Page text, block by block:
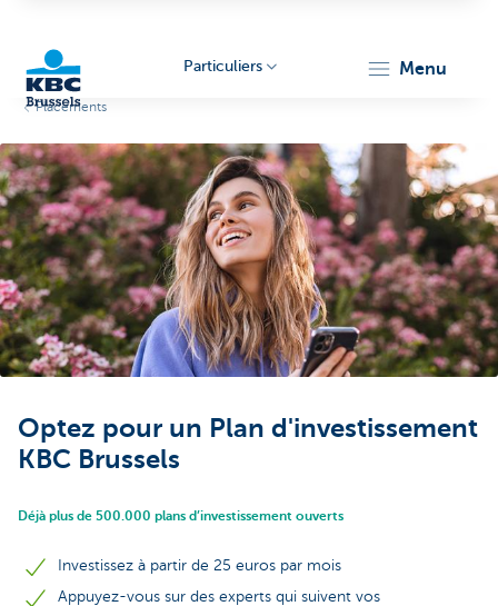
Brussels
Particuliers menu
Placements
Optez pour un Plan d'investissement
KBC Brussels
Déjà plus de 500.000 plans d’investissement ouverts
Investissez à partir de 25 euros par mois
Appuyez-vous sur des experts qui suivent vos